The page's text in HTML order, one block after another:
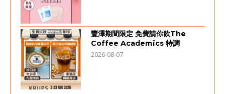
豐澤期間限定 免費請你飲The
Coffee Academïcs 特調
2026-08-07